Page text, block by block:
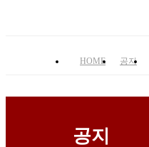
HOME 공지
공지